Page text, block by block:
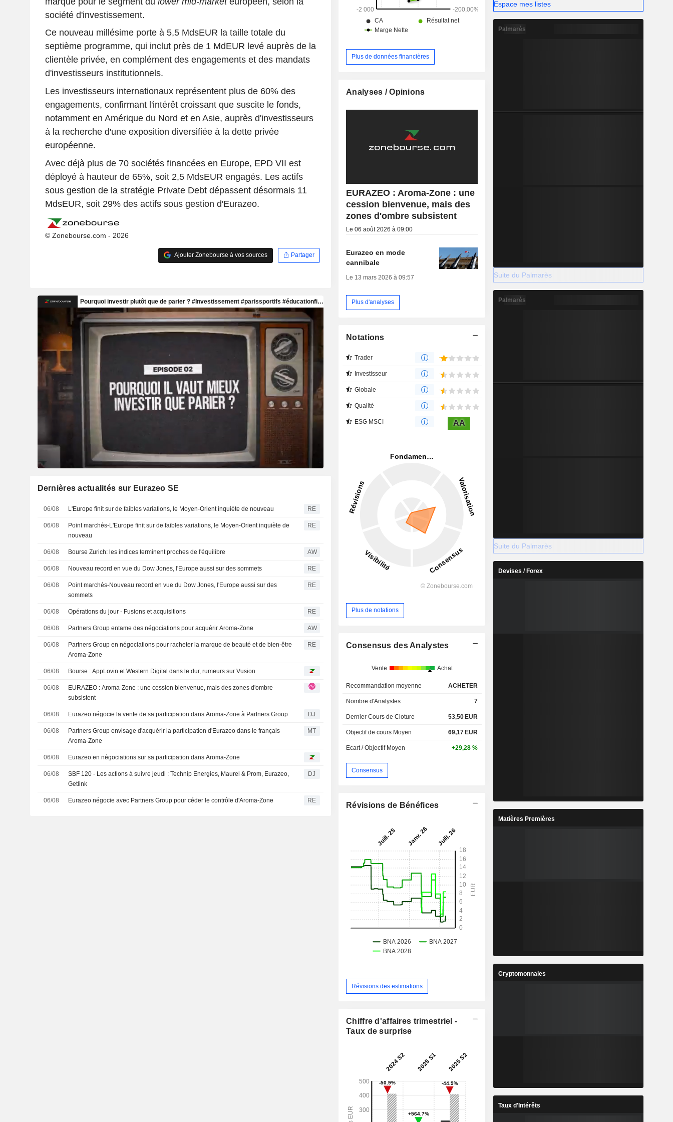
société d'investissement.
Ce nouveau millésime porte à 5,5 MdsEUR la taille totale du
septième programme, qui inclut près de 1 MdEUR levé auprès de la
clientèle privée, en complément des engagements et des mandats
d'investisseurs institutionnels.
Les investisseurs internationaux représentent plus de 60% des
engagements, confirmant l'intérêt croissant que suscite le fonds,
notamment en Amérique du Nord et en Asie, auprès d'investisseurs
à la recherche d'une exposition diversifiée à la dette privée
européenne.
Avec déjà plus de 70 sociétés financées en Europe, EPD VII est
déployé à hauteur de 65%, soit 2,5 MdsEUR engagés. Les actifs
sous gestion de la stratégie Private Debt dépassent désormais 11
MdsEUR, soit 29% des actifs sous gestion d'Eurazeo.
© Zonebourse.com - 2026
Ajouter Zonebourse à vos sources Partager
Dernières actualités sur Eurazeo SE
06/08 L'Europe finit sur de faibles variations, le Moyen-Orient inquiète de nouveau RE
06/08
Point marchés-L'Europe finit sur de faibles variations, le Moyen-Orient inquiète de
nouveau
RE
06/08 Bourse Zurich: les indices terminent proches de l'équilibre AW
06/08 Nouveau record en vue du Dow Jones, l'Europe aussi sur des sommets RE
06/08
Point marchés-Nouveau record en vue du Dow Jones, l'Europe aussi sur des
sommets
RE
06/08 Opérations du jour - Fusions et acquisitions RE
06/08 Partners Group entame des négociations pour acquérir Aroma-Zone AW
06/08
Partners Group en négociations pour racheter la marque de beauté et de bien-être
Aroma-Zone
RE
06/08 Bourse : AppLovin et Western Digital dans le dur, rumeurs sur Vusion
06/08
EURAZEO : Aroma-Zone : une cession bienvenue, mais des zones d'ombre
subsistent
06/08 Eurazeo négocie la vente de sa participation dans Aroma-Zone à Partners Group DJ
06/08
Partners Group envisage d'acquérir la participation d'Eurazeo dans le français
Aroma-Zone
MT
06/08 Eurazeo en négociations sur sa participation dans Aroma-Zone
06/08
SBF 120 - Les actions à suivre jeudi : Technip Energies, Maurel & Prom, Eurazeo,
Getlink
DJ
06/08 Eurazeo négocie avec Partners Group pour céder le contrôle d'Aroma-Zone RE
Plus de données financières
Analyses / Opinions
EURAZEO : Aroma-Zone : une
cession bienvenue, mais des
zones d'ombre subsistent
Le 06 août 2026 à 09:00
Eurazeo en mode
cannibale
Le 13 mars 2026 à 09:57
Plus d'analyses
Notations
Trader
Investisseur
Globale
Qualité
ESG MSCI AA
Plus de notations
Consensus des Analystes
Vente Achat
Recommandation moyenne ACHETER
Nombre d'Analystes 7
Dernier Cours de Cloture 53,50 EUR
Objectif de cours Moyen 69,17 EUR
Ecart / Objectif Moyen +29,28 %
Consensus
Révisions de Bénéfices
Révisions des estimations
Chiffre d'affaires trimestriel -
Taux de surprise
Espace mes listes
Palmarès
Suite du Palmarès
Palmarès
Suite du Palmarès
Devises / Forex
Matières Premières
Cryptomonnaies
Taux d'Intérêts